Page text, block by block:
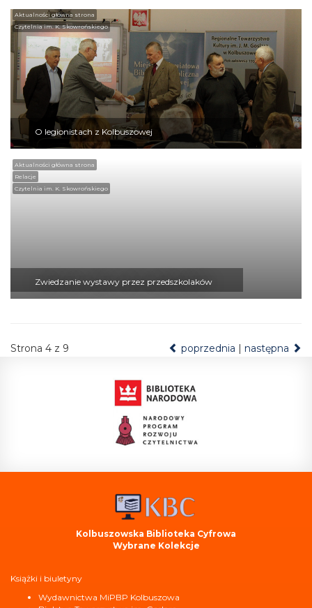
O legionistach z Kolbuszowej
Aktualności główna strona
Czytelnia im. K. Skowrońskiego
Zwiedzanie wystawy przez przedszkolaków
Aktualności główna strona
Relacje
Czytelnia im. K. Skowrońskiego
Strona 4 z 9 poprzednia | następna
Kolbuszowska Biblioteka Cyfrowa
Wybrane Kolekcje
Książki i biuletyny
Wydawnictwa MiPBP Kolbuszowa